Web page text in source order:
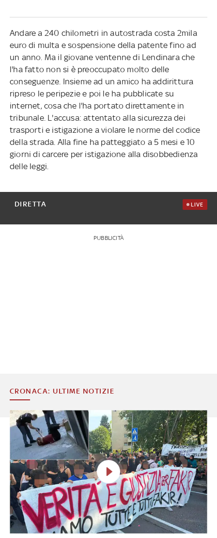
Andare a 240 chilometri in autostrada costa 2mila
euro di multa e sospensione della patente fino ad
un anno. Ma il giovane ventenne di Lendinara che
l'ha fatto non si è preoccupato molto delle
conseguenze. Insieme ad un amico ha addirittura
ripreso le peripezie e poi le ha pubblicate su
internet, cosa che l'ha portato direttamente in
tribunale. L'accusa: attentato alla sicurezza dei
trasporti e istigazione a violare le norme del codice
della strada. Alla fine ha patteggiato a 5 mesi e 10
giorni di carcere per istigazione alla disobbedienza
delle leggi.
DIRETTA LIVE
PUBBLICITÀ
CRONACA: ULTIME NOTIZIE